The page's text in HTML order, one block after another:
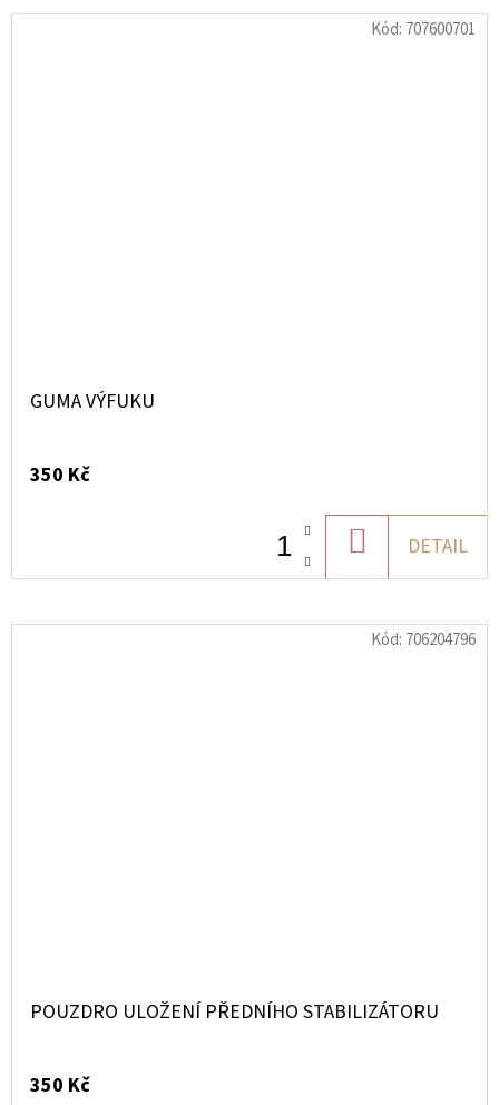
GUMA VÝFUKU
350 Kč
KOŠÍKU
DETAIL
Kód: 707600701
POUZDRO ULOŽENÍ PŘEDNÍHO STABILIZÁTORU
350 Kč
Kód: 706204796